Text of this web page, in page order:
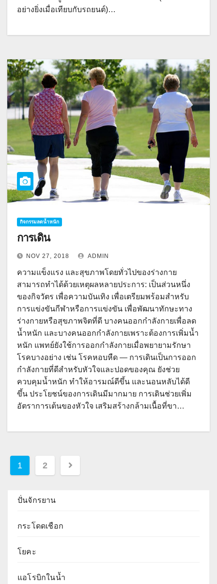
อย่างยิ่งเมื่อเทียบกับรถยนต์)…
กิจกรรมลดน้ำหนัก
การเดิน
NOV 27, 2018 ADMIN
ความแข็งแรง และสุขภาพโดยทั่วไปของร่างกาย
สามารถทำได้ด้วยเหตุผลหลายประการ: เป็นส่วนหนึ่ง
ของกิจวัตร เพื่อความบันเทิง เพื่อเตรียมพร้อมสำหรับ
การแข่งขันกีฬาหรือการแข่งขัน เพื่อพัฒนาทักษะทาง
ร่างกายหรือสุขภาพจิตที่ดี บางคนออกกำลังกายเพื่อลด
น้ำหนัก และบางคนออกกำลังกายเพราะต้องการเพิ่มน้ำ
หนัก แพทย์ยังใช้การออกกำลังกายเมื่อพยายามรักษา
โรคบางอย่าง เช่น โรคหอบหืด — การเดินเป็นการออก
กำลังกายที่ดีสำหรับหัวใจและปอดของคุณ ยังช่วย
ควบคุมน้ำหนัก ทำให้อารมณ์ดีขึ้น และนอนหลับได้ดี
ขึ้น ประโยชน์ของการเดินมีมากมาย การเดินช่วยเพิ่ม
อัตราการเต้นของหัวใจ เสริมสร้างกล้ามเนื้อที่ขา…
Posts
1 2
ปั่นจักรยาน
กระโดดเชือก
โยคะ
แอโรบิกในน้ำ